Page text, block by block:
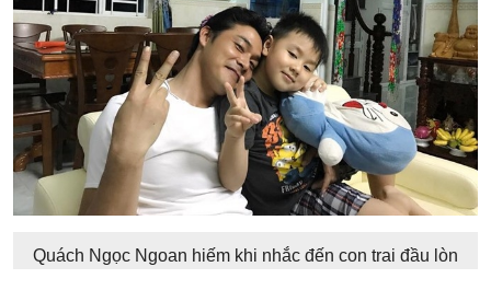
Quách Ngọc Ngoan hiếm khi nhắc đến con trai đầu lòn